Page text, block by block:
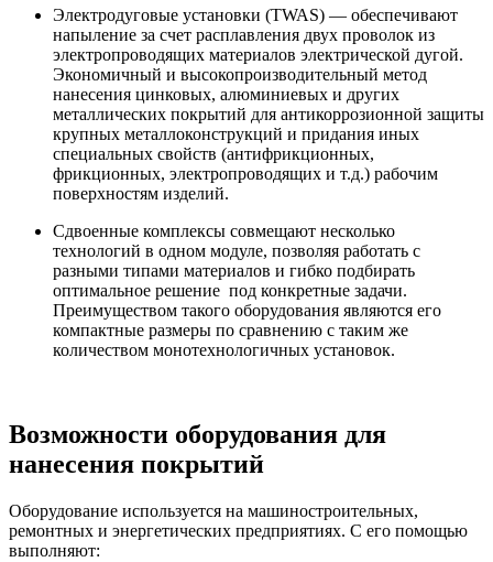
Электродуговые установки (TWAS) — обеспечивают
напыление за счет расплавления двух проволок из
электропроводящих материалов электрической дугой.
Экономичный и высокопроизводительный метод
нанесения цинковых, алюминиевых и других
металлических покрытий для антикоррозионной защиты
крупных металлоконструкций и придания иных
специальных свойств (антифрикционных,
фрикционных, электропроводящих и т.д.) рабочим
поверхностям изделий.
Сдвоенные комплексы совмещают несколько
технологий в одном модуле, позволяя работать с
разными типами материалов и гибко подбирать
оптимальное решение под конкретные задачи.
Преимуществом такого оборудования являются его
компактные размеры по сравнению с таким же
количеством монотехнологичных установок.
Возможности оборудования для
нанесения покрытий
Оборудование используется на машиностроительных,
ремонтных и энергетических предприятиях. С его помощью
выполняют: